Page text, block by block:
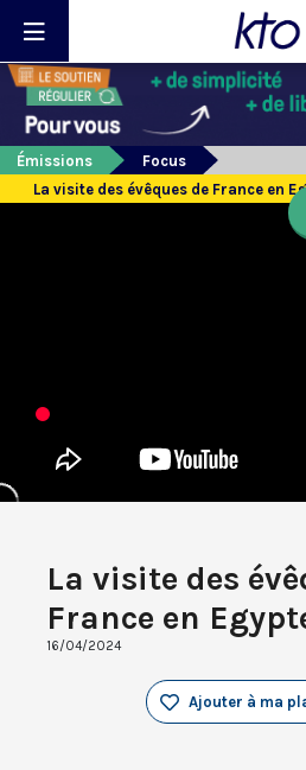
Émissions
Focus
La visite des évêques de France en
La visite des
France en
16/04/2024
Ajouter à ma